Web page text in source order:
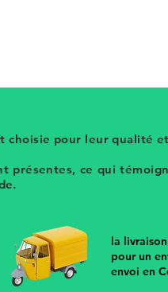
choisie pour leur qualité
présentes, ce qui
la
pour un
envoi en